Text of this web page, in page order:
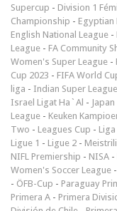
Supercup - Division 1
Championship - Egyptian
English National League -
League - FA Community
Women's Super League -
Cup 2023 - FIFA World
liga - Indian Super League
Israel Ligat Ha`Al -
League - Keuken
Two - Leagues Cup -
Ligue 1 - Ligue 2 -
NIFL Premiership - NISA -
Women's Soccer League -
- ÖFB-Cup - Paraguay
Primera A - Primera